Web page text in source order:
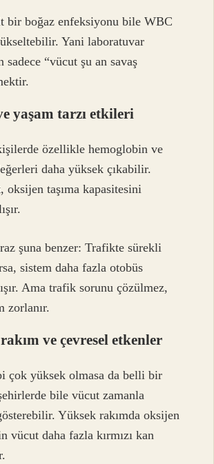
bir boğaz enfeksiyonu bile WBC
Yani laboratuvar
sadece “vücut şu an savaş
yaşam tarzı etkileri
özellikle hemoglobin ve
daha yüksek çıkabilir.
oksijen taşıma kapasitesini
şuna benzer: Trafikte sürekli
sistem daha fazla otobüs
Ama trafik sorunu çözülmez,
zorlanır.
ve çevresel etkenler
çok yüksek olmasa da belli bir
bile vücut zamanla
Yüksek rakımda oksijen
vücut daha fazla kırmızı kan